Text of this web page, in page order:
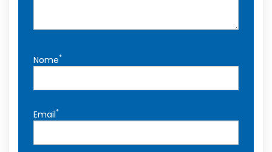
Nome*
Email*